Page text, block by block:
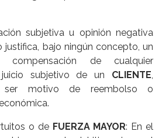
subjetiva u opinión negativa
justifica, bajo ningún concepto, un
compensación de cualquier
subjetivo de un CLIENTE
ser motivo de reembolso o
o de FUERZA MAYOR: En el